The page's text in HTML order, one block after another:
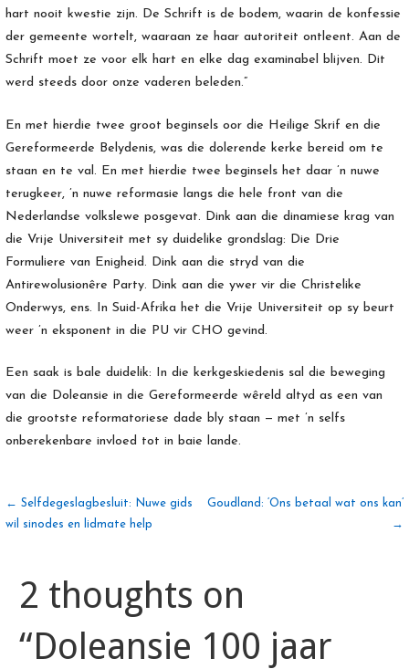
hart nooit kwestie zijn. De Schrift is de bodem, waarin de konfessie
der gemeente wortelt, waaraan ze haar autoriteit ontleent. Aan de
Schrift moet ze voor elk hart en elke dag examinabel blijven. Dit
werd steeds door onze vaderen beleden.”
En met hierdie twee groot beginsels oor die Heilige Skrif en die
Gereformeerde Belydenis, was die dolerende kerke bereid om te
staan en te val. En met hierdie twee beginsels het daar ’n nuwe
terugkeer, ’n nuwe reformasie langs die hele front van die
Nederlandse volkslewe posgevat. Dink aan die dinamiese krag van
die Vrije Universiteit met sy duidelike grondslag: Die Drie
Formuliere van Enigheid. Dink aan die stryd van die
Antirewolusionêre Party. Dink aan die ywer vir die Christelike
Onderwys, ens. In Suid-Afrika het die Vrije Universiteit op sy beurt
weer ’n eksponent in die PU vir CHO gevind.
Een saak is bale duidelik: In die kerkgeskiedenis sal die beweging
van die Doleansie in die Gereformeerde wêreld altyd as een van
die grootste reformatoriese dade bly staan — met ’n selfs
onberekenbare invloed tot in baie lande.
Artikel
← Selfdegeslagbesluit: Nuwe gids
wil sinodes en lidmate help
Goudland: ‘Ons betaal wat ons kan’
→
2 thoughts on
“Doleansie 100 jaar